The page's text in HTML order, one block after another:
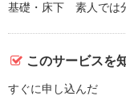
基礎・床下 素人では
このサービスを
すぐに申し込んだ